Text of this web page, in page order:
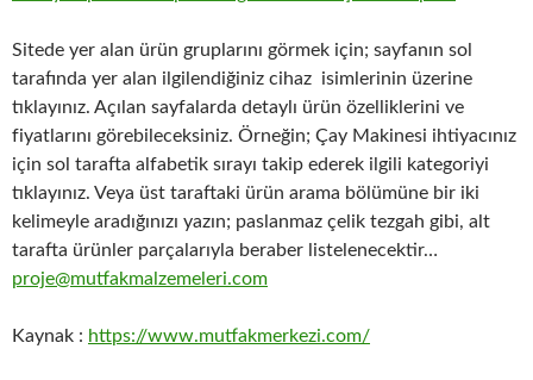
Sitede yer alan ürün gruplarını görmek için; sayfanın sol
tarafında yer alan ilgilendiğiniz cihaz isimlerinin üzerine
tıklayınız. Açılan sayfalarda detaylı ürün özelliklerini ve
fiyatlarını görebileceksiniz. Örneğin; Çay Makinesi ihtiyacınız
için sol tarafta alfabetik sırayı takip ederek ilgili kategoriyi
tıklayınız. Veya üst taraftaki ürün arama bölümüne bir iki
kelimeyle aradığınızı yazın; paslanmaz çelik tezgah gibi, alt
tarafta ürünler parçalarıyla beraber listelenecektir…
proje@mutfakmalzemeleri.com
Kaynak : https://www.mutfakmerkezi.com/